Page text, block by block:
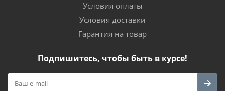
Условия оплаты
Условия доставки
Гарантия на товар
Подпишитесь, чтобы быть в курсе!